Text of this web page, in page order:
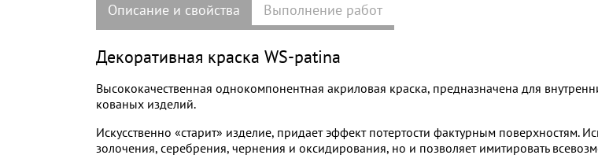
Описание и свойства Выполнение работ
Декоративная краска WS-patina
Высококачественная однокомпонентная акриловая краска, предназначена для
кованых изделий.
Искусственно «старит» изделие, придает эффект потертости фактурным поверхностям.
золочения, серебрения, чернения и оксидирования, но и позволяет имитировать